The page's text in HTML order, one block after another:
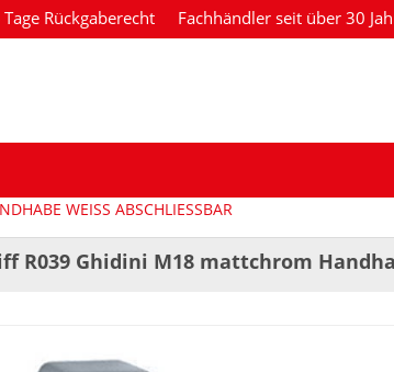
Rückgaberecht Fachhändler seit über 30
WEISS ABSCHLIESSBAR
R039 Ghidini M18 mattchrom